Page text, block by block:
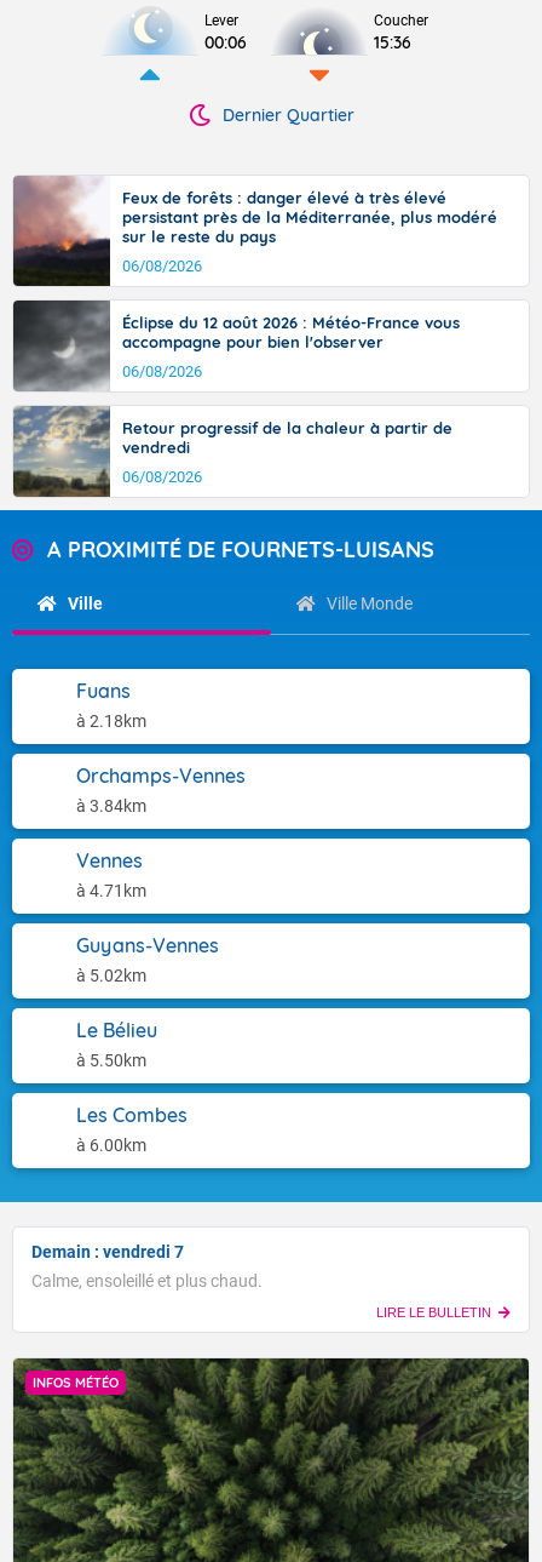
Lever
00:06
Coucher
15:36
Dernier Quartier
Feux de forêts : danger élevé à très élevé
persistant près de la Méditerranée, plus modéré
sur le reste du pays
06/08/2026
Éclipse du 12 août 2026 : Météo-France vous
accompagne pour bien l'observer
06/08/2026
Retour progressif de la chaleur à partir de
vendredi
06/08/2026
A PROXIMITÉ DE FOURNETS-LUISANS
Ville Ville Monde
Fuans
à 2.18km
Orchamps-Vennes
à 3.84km
Vennes
à 4.71km
Guyans-Vennes
à 5.02km
Le Bélieu
à 5.50km
Les Combes
à 6.00km
Demain : vendredi 7
Calme, ensoleillé et plus chaud.
LIRE LE BULLETIN
INFOS MÉTÉO